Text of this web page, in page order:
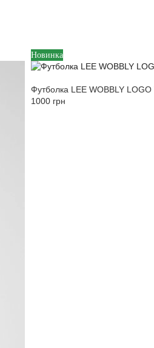
Новинка
MXL
Футболка LEE WOBBLY
1000 грн